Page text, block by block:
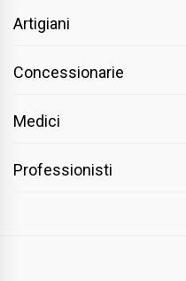
Artigiani
Concessionarie
Medici
Professionisti